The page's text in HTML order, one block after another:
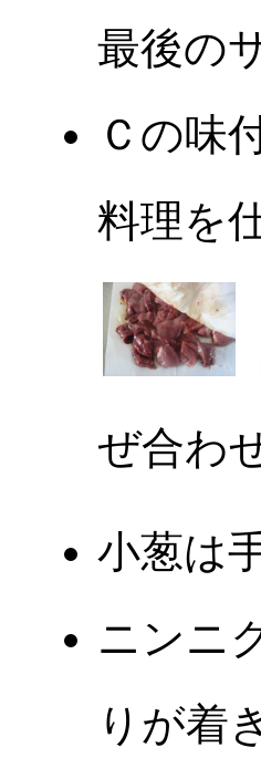
最後の
Ｃの味
料理を
ぜ合わ
小葱は
ニンニ
りが着